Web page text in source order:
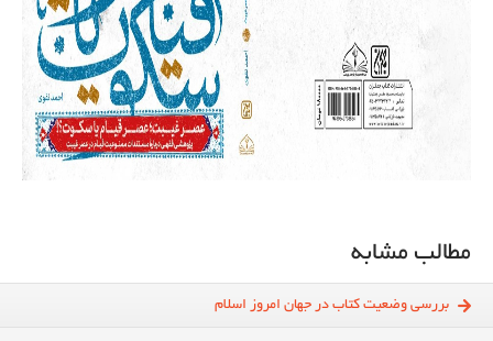
مطالب مشابه
بررسی وضعیت کتاب در جهان امروز اسلام